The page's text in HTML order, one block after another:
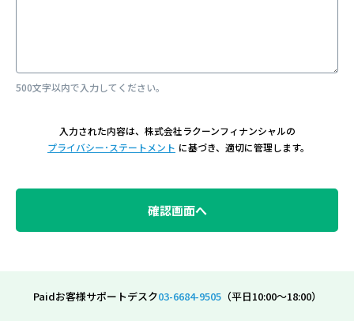
500文字以内で入力してください。
入力された内容は、株式会社ラクーンフィナンシャルの
プライバシー･ステートメント に基づき、適切に管理します。
Paidお客様サポートデスク03-6684-9505（平日10:00～18:00）